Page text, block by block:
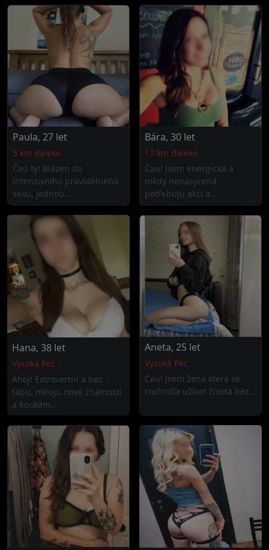
Paula, 27 let
5 km daleko
Čau ty! Blázen do
intenzivního pravidelného
sexu, jednou...
Bára, 30 let
17 km daleko
Čau! Jsem energická a
nikdy nenasycená,
potřebuju akci a...
Hana, 38 let
Vysoká Pec
Ahoj! Extrovertní a bez
tabu, miluju nové známosti
a koukám...
Aneta, 25 let
Vysoká Pec
Čau! Jsem žena která se
rozhodla užívat života bez...